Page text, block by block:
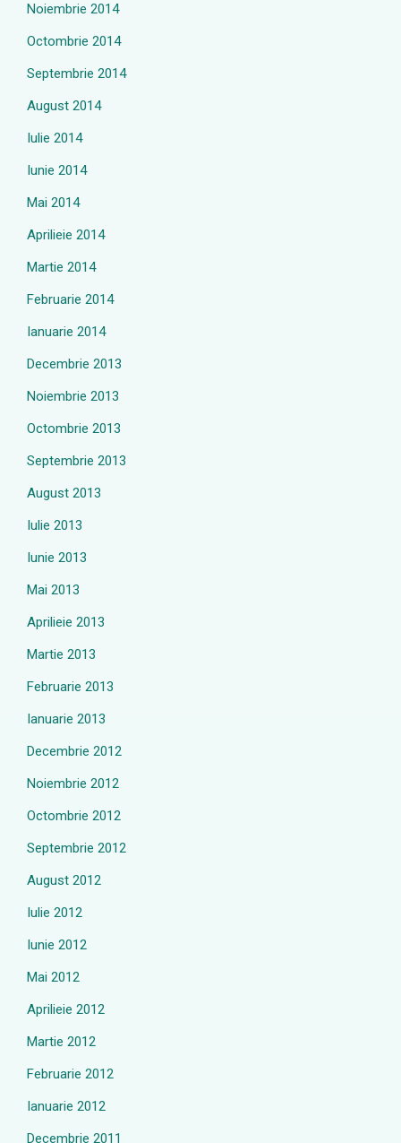
Noiembrie 2014
Octombrie 2014
Septembrie 2014
August 2014
Iulie 2014
Iunie 2014
Mai 2014
Aprilieie 2014
Martie 2014
Februarie 2014
Ianuarie 2014
Decembrie 2013
Noiembrie 2013
Octombrie 2013
Septembrie 2013
August 2013
Iulie 2013
Iunie 2013
Mai 2013
Aprilieie 2013
Martie 2013
Februarie 2013
Ianuarie 2013
Decembrie 2012
Noiembrie 2012
Octombrie 2012
Septembrie 2012
August 2012
Iulie 2012
Iunie 2012
Mai 2012
Aprilieie 2012
Martie 2012
Februarie 2012
Ianuarie 2012
Decembrie 2011